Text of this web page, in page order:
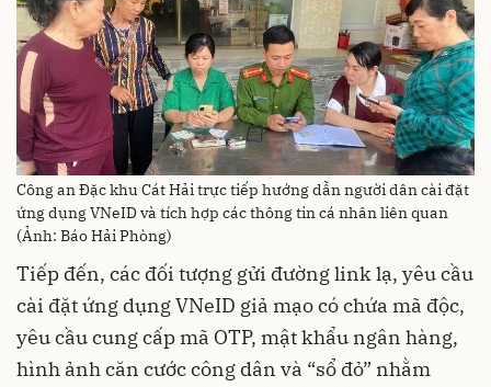
Công an Đặc khu Cát Hải trực tiếp hướng dẫn người dân cài đặt
ứng dụng VNeID và tích hợp các thông tin cá nhân liên quan
(Ảnh: Báo Hải Phòng)
Tiếp đến, các đối tượng gửi đường link lạ, yêu cầu
cài đặt ứng dụng VNeID giả mạo có chứa mã độc,
yêu cầu cung cấp mã OTP, mật khẩu ngân hàng,
hình ảnh căn cước công dân và “sổ đỏ” nhằm